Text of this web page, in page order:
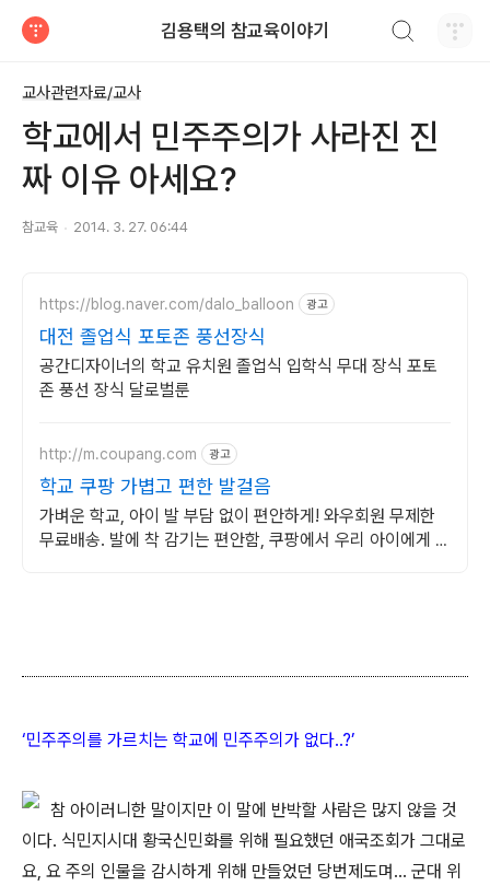
김용택의 참교육이야기
교사관련자료/교사
학교에서 민주주의가 사라진 진
짜 이유 아세요?
참교육 2014. 3. 27. 06:44
https://blog.naver.com/dalo_balloon 광고
대전 졸업식 포토존 풍선장식
공간디자이너의 학교 유치원 졸업식 입학식 무대 장식 포토
존 풍선 장식 달로벌룬
http://m.coupang.com 광고
학교 쿠팡 가볍고 편한 발걸음
가벼운 학교, 아이 발 부담 없이 편안하게! 와우회원 무제한
무료배송. 발에 착 감기는 편안함, 쿠팡에서 우리 아이에게 꼭
‘민주주의를 가르치는 학교에 민주주의가 없다..?’
참 아이러니한 말이지만 이 말에 반박할 사람은 많지 않을 것
이다. 식민지시대 황국신민화를 위해 필요했던 애국조회가 그대로
요, 요 주의 인물을 감시하게 위해 만들었던 당번제도며... 군대 위